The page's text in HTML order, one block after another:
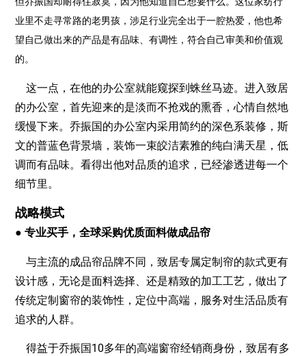
业里不走寻常路的老男孩，涉足行业完全出于一腔热爱，他也希
望自己做出来的产品是有品味、有调性，符合自己审美和价值观
的。
这一点，在他的办公室就能窥探到蛛丝马迹。进入致居
的办公室，首先迎来的是淡而不抢戏的熏香，心情自然地
缓慢下来。乔振国的办公室内采用简约的深色系装修，斯
文的普蓝色背景墙，装饰一束皎洁素雅的纯白满天星，低
调而有品味。看得出他对品质的追求，已经渗透进每一个
细节里。
战略模式
● 专业买手，全球采购优质面料做成品帘
与主流的成品帘品牌不同，致居专属定制帘的款式更有
设计感，无论是面料选择、还是精致的加工工艺，做出了
传统定制窗帘的装饰性，定位中高端，服务对生活品质有
追求的人群。
得益于乔振国10多年的高端窗帘经销商身份，致居有多